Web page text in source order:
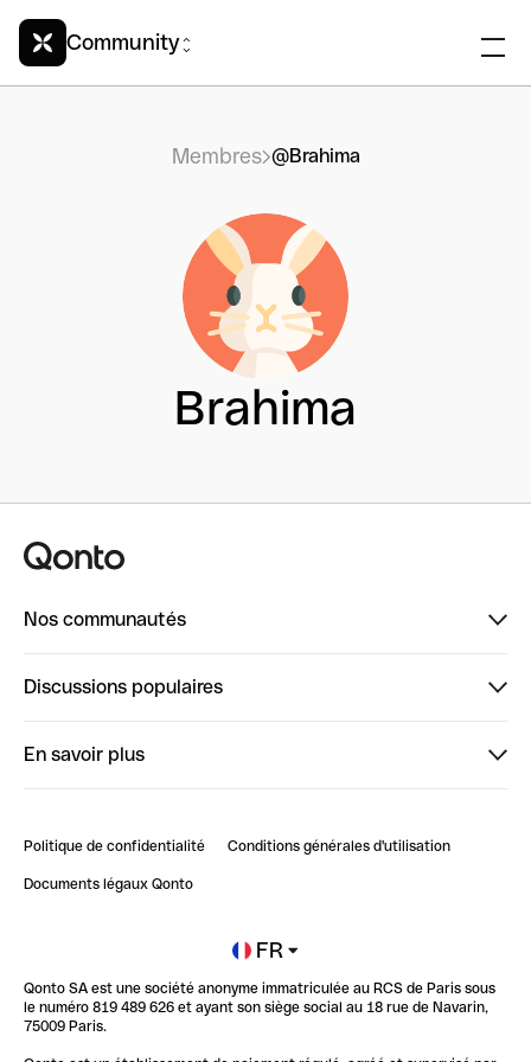
Community
Membres @Brahima
Brahima
Nos communautés
ClubQonto
Discussions populaires
Impact de l'IA sur les carrières/productivité
En savoir plus
Blog
Newsroom
Glossaire finance
Politique de confidentialité Conditions générales d'utilisation
Documents légaux Qonto
FR
Qonto SA est une société anonyme immatriculée au RCS de Paris sous
le numéro 819 489 626 et ayant son siège social au 18 rue de Navarin,
75009 Paris.